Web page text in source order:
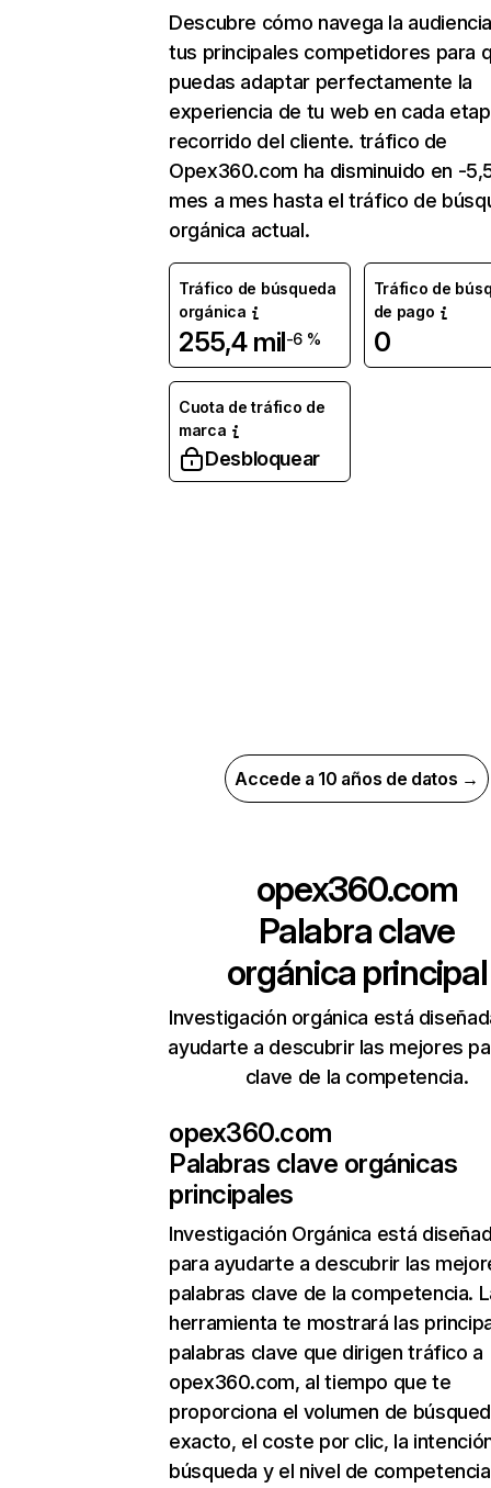
Descubre cómo navega la
tus principales competidores para
puedas adaptar perfectamente la
experiencia de tu web en cada
recorrido del cliente. tráfico de
Opex360.com ha disminuido en -
mes a mes hasta el tráfico de
orgánica actual.
Tráfico de búsqueda
orgánica
255,4 mil-6 %
Tráfico de
de pago
0
Cuota de tráfico de
marca
Desbloquear
Accede a 10 años de datos →
opex360.com
Palabra clave
orgánica principal
Investigación orgánica está
ayudarte a descubrir las mejores
clave de la competencia.
opex360.com
Palabras clave orgánicas
principales
Investigación Orgánica está
para ayudarte a descubrir las
palabras clave de la competencia.
herramienta te mostrará las
palabras clave que dirigen tráfico a
opex360.com, al tiempo que te
proporciona el volumen de
exacto, el coste por clic, la
búsqueda y el nivel de